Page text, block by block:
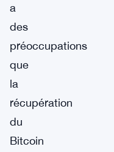
a
des
préoccupations
que
la
récupération
du
Bitcoin